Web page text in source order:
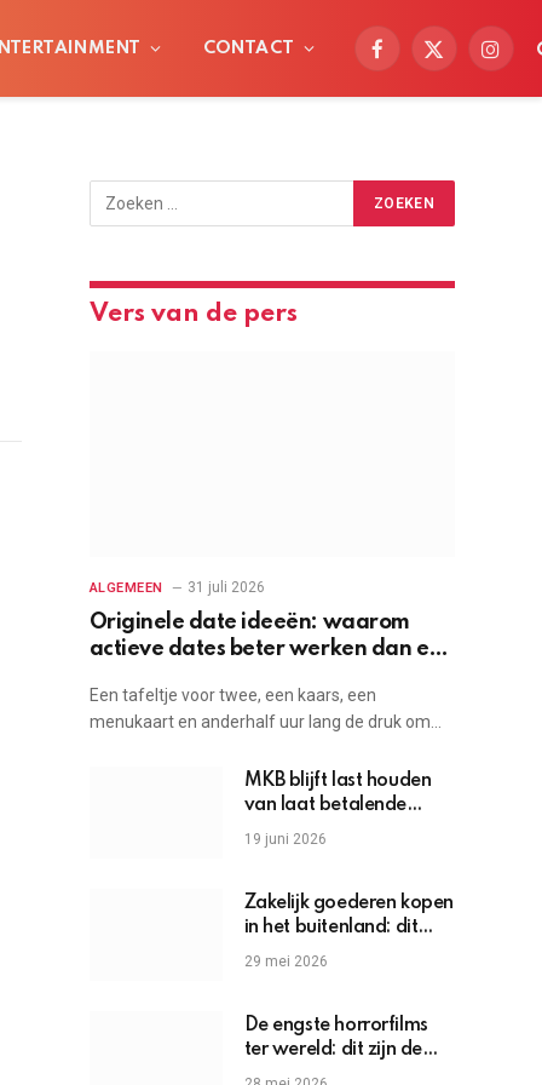
CONTACT
Facebook
X
Vers van de pers
ALGEMEEN 31 juli 2026
Originele date ideeën: waarom
actieve dates beter werken dan een
Een tafeltje voor twee, een kaars, een
menukaart en anderhalf uur lang de druk om…
MKB blijft last houden
van laat betalende
grote bedrijven
19 juni 2026
Zakelijk goederen kopen
in het buitenland: dit
moet je weten
29 mei 2026
De engste horrorfilms
ter wereld: dit zijn de
griezels die je hartslag